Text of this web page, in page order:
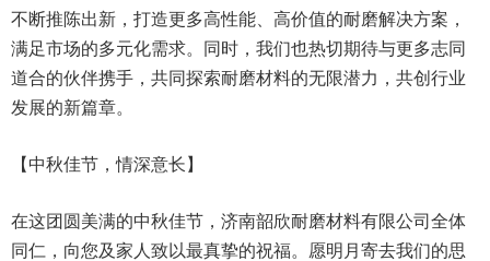
不断推陈出新，打造更多高性能、高价值的耐磨解决方案，
满足市场的多元化需求。同时，我们也热切期待与更多志同
道合的伙伴携手，共同探索耐磨材料的无限潜力，共创行业
发展的新篇章。
【中秋佳节，情深意长】
在这团圆美满的中秋佳节，济南韶欣耐磨材料有限公司全体
同仁，向您及家人致以最真挚的祝福。愿明月寄去我们的思